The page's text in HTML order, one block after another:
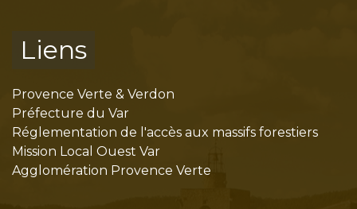
Liens
Provence Verte & Verdon
Préfecture du Var
Réglementation de l'accès aux massifs forestiers
Mission Local Ouest Var
Agglomération Provence Verte